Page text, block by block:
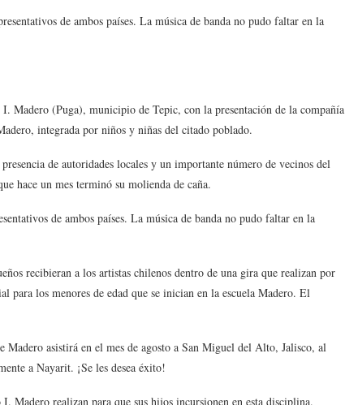
de ambos países. La música de banda no pudo faltar en la
Madero (Puga), municipio de Tepic, con la presentación de la compañía
integrada por niños y niñas del citado poblado.
de autoridades locales y un importante número de vecinos del
hace un mes terminó su molienda de caña.
de ambos países. La música de banda no pudo faltar en la
recibieran a los artistas chilenos dentro de una gira que realizan por
para los menores de edad que se inician en la escuela Madero. El
Madero asistirá en el mes de agosto a San Miguel del Alto, Jalisco, al
a Nayarit. ¡Se les desea éxito!
Madero realizan para que sus hijos incursionen en esta disciplina.